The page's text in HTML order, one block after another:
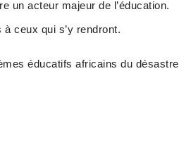
un acteur majeur de l’éducation.
ceux qui s’y rendront.
éducatifs africains du désastre